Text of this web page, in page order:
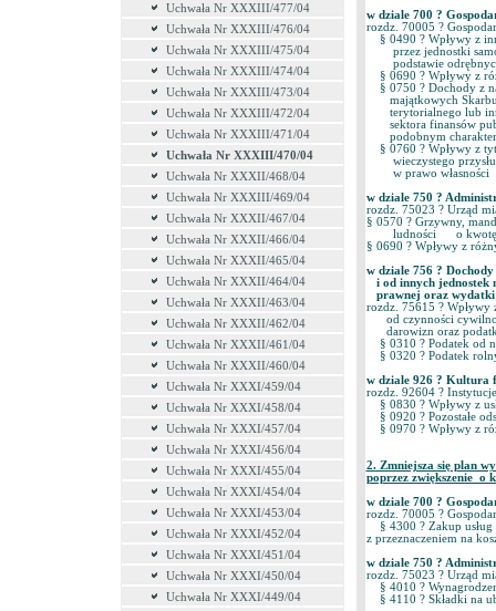
Uchwała Nr XXXIII/477/04
Uchwała Nr XXXIII/476/04
Uchwała Nr XXXIII/475/04
Uchwała Nr XXXIII/474/04
Uchwała Nr XXXIII/473/04
Uchwała Nr XXXIII/472/04
Uchwała Nr XXXIII/471/04
Uchwała Nr XXXIII/470/04
Uchwała Nr XXXII/468/04
Uchwała Nr XXXIII/469/04
Uchwała Nr XXXII/467/04
Uchwała Nr XXXII/466/04
Uchwała Nr XXXII/465/04
Uchwała Nr XXXII/464/04
Uchwała Nr XXXII/463/04
Uchwała Nr XXXII/462/04
Uchwała Nr XXXII/461/04
Uchwała Nr XXXII/460/04
Uchwała Nr XXXI/459/04
Uchwała Nr XXXI/458/04
Uchwała Nr XXXI/457/04
Uchwała Nr XXXI/456/04
Uchwała Nr XXXI/455/04
Uchwała Nr XXXI/454/04
Uchwała Nr XXXI/453/04
Uchwała Nr XXXI/452/04
Uchwała Nr XXXI/451/04
Uchwała Nr XXXI/450/04
Uchwała Nr XXXI/449/04
w dziale 700 ?
rozdz. 70005 ?
§ 0490 ? Wpływy z
przez jednostki
podstawie
§ 0690 ? Wpływy z
§ 0750 ? Dochody z
majątkowych Skarbu
terytorialnego lub
sektora finansów
podobnym
§ 0760 ? Wpływy z
wieczystego
w prawo własności
w dziale 750 ?
rozdz. 75023 ? Urząd
§ 0570 ? Grzywny,
ludności o kwotę
§ 0690 ? Wpływy z
w dziale 756 ?
i od innych jednostek
prawnej oraz wydatki
rozdz. 75615 ? Wpływy
od czynności
darowizn oraz
§ 0310 ? Podatek od
§ 0320 ? Podatek
w dziale 926 ? Kultura
rozdz. 92604 ?
§ 0830 ? Wpływy z
§ 0920 ? Pozostałe
§ 0970 ? Wpływy z
2. Zmniejsza się plan
poprzez zwiększenie o
w dziale 700 ?
rozdz. 70005 ?
§ 4300 ? Zakup
z przeznaczeniem na
w dziale 750 ?
rozdz. 75023 ? Urząd
§ 4010 ?
§ 4110 ? Składki na